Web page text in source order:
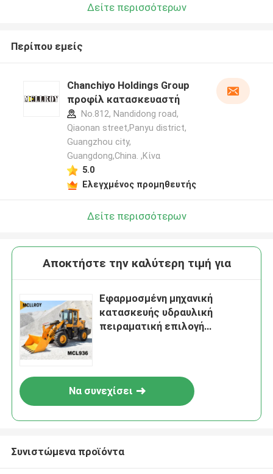
Δείτε περισσότερων
Περίπου εμείς
Chanchiyo Holdings Group
προφίλ κατασκευαστή
No.812, Nandidong road,
Qiaonan street,Panyu district,
Guangzhou city,
Guangdong,China. ,Κίνα
5.0
Ελεγχμένος προμηθευτής
Δείτε περισσότερων
Αποκτήστε την καλύτερη τιμή για
Εφαρμοσμένη μηχανική
κατασκευής υδραυλική
πειραματική επιλογή
Να συνεχίσει
Συνιστώμενα προϊόντα